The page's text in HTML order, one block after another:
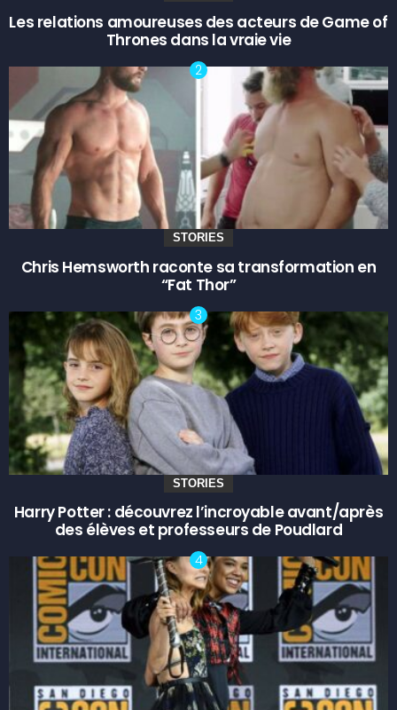
Les relations amoureuses des acteurs de Game of
Thrones dans la vraie vie
STORIES
Chris Hemsworth raconte sa transformation en
“Fat Thor”
STORIES
Harry Potter : découvrez l’incroyable avant/après
des élèves et professeurs de Poudlard